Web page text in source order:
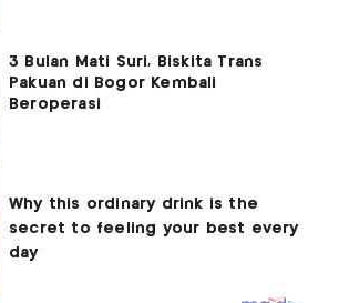
3 Bulan Mati Suri, Biskita Trans
Pakuan di Bogor Kembali
Beroperasi